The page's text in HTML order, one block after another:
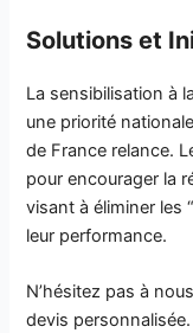
Solutions et
La sensibilisation à
une priorité
de France relance.
pour encourager la
visant à éliminer les
leur performance.
N’hésitez pas à
devis